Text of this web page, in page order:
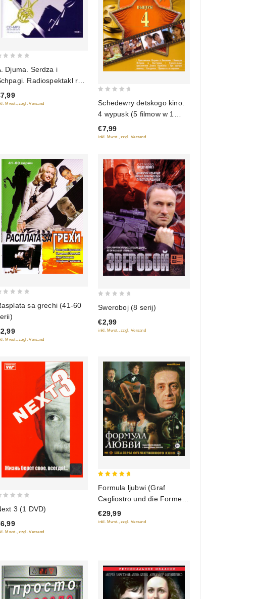
Djuma. Serdza i
Radiospektakl ro
"Tri Muschketera"
mp3)
Mwst., zzgl. Versand
of
5
Schedewry detskogo kino.
4 wypusk (5 filmow w 1
diske)
€7,99
inkl. Mwst., zzgl. Versand
sa grechi (41-60
Mwst., zzgl. Versand
of
5
Sweroboj (8 serij)
€2,99
inkl. Mwst., zzgl. Versand
3 (1 DVD)
Mwst., zzgl. Versand
Formula ljubwi (Graf
Cagliostro und die Formel
der Liebe) (Blu-Ray)
€29,99
inkl. Mwst., zzgl. Versand